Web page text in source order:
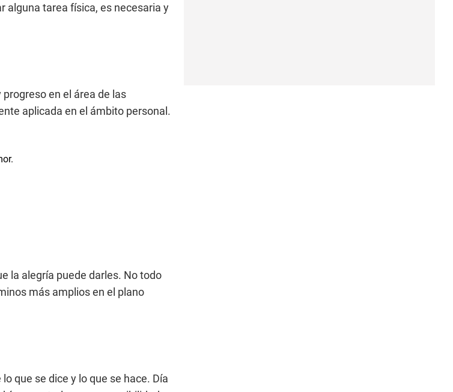
alguna tarea física, es necesaria y
en el área de las
aplicada en el ámbito personal.
la alegría puede darles. No todo
más amplios en el plano
que se dice y lo que se hace. Día